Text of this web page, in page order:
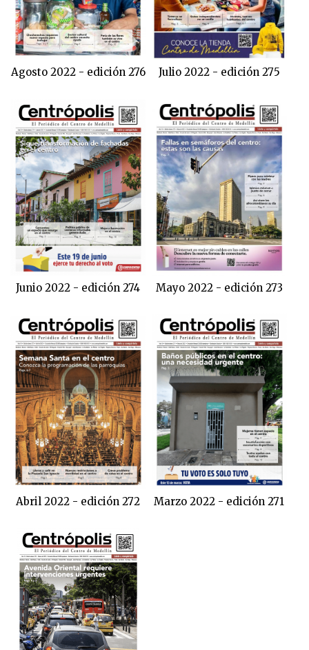
Agosto 2022 - edición 276 Julio 2022 - edición 275
Junio 2022 - edición 274 Mayo 2022 - edición 273
Abril 2022 - edición 272 Marzo 2022 - edición 271